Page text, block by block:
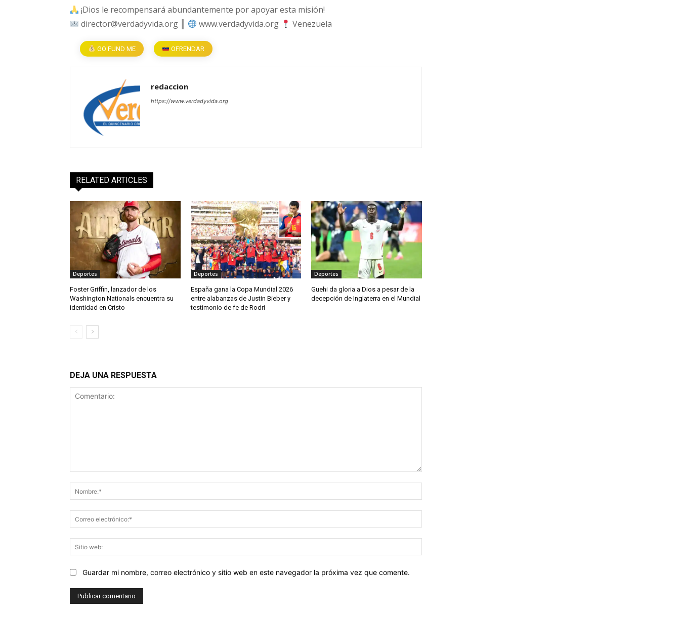
¡Dios le recompensará abundantemente por apoyar esta misión!
director@verdadyvida.org ║
www.verdadyvida.org Venezuela
GO FUND ME OFRENDAR
redaccion
https://www.verdadyvida.org
RELATED ARTICLES
Deportes
Foster Griffin, lanzador de los
Washington Nationals encuentra su
identidad en Cristo
Deportes
España gana la Copa Mundial 2026
entre alabanzas de Justin Bieber y
testimonio de fe de Rodri
Deportes
Guehi da gloria a Dios a pesar de la
decepción de Inglaterra en el Mundial
DEJA UNA RESPUESTA
electrónico:*
web:
Guardar mi nombre, correo electrónico y sitio web en este navegador la próxima vez que comente.